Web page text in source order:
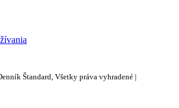
Štandard, Všetky práva vyhradené |